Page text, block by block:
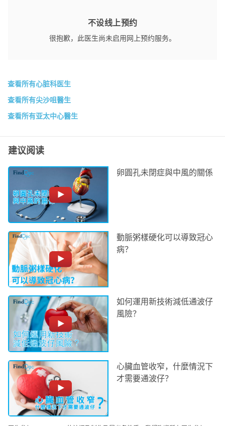
不设线上预约
很抱歉，此医生尚未启用网上预约服务。
查看所有心脏科医生
查看所有尖沙咀醫生
查看所有亚太中心醫生
建议阅读
卵圓孔未閉症與中風的關係
動脈粥樣硬化可以導致冠心
病？
如何運用新技術減低通波仔
風險？
心臟血管收窄，什麼情況下
才需要通波仔？